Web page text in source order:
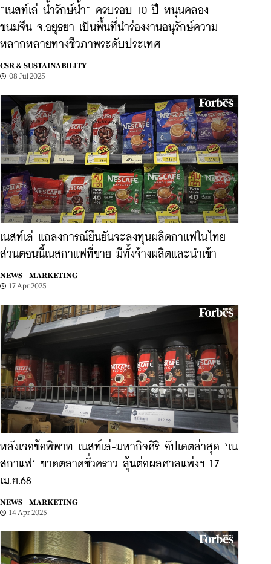
“เนสท์เล่ น้ำรักษ์น้ำ” ครบรอบ 10 ปี หนุนคลอง
ขนมจีน จ.อยุธยา เป็นพื้นที่นำร่องงานอนุรักษ์ความ
หลากหลายทางชีวภาพระดับประเทศ
CSR & SUSTAINABILITY
08 Jul 2025
เนสท์เล่ แถลงการณ์ยืนยันจะลงทุนผลิตกาแฟในไทย
ส่วนตอนนี้เนสกาแฟที่ขาย มีทั้งจ้างผลิตและนำเข้า
NEWS |
MARKETING
17 Apr 2025
หลังเจอข้อพิพาท เนสท์เล่-มหากิจศิริ อัปเดตล่าสุด ‘เน
สกาแฟ’ ขาดตลาดชั่วคราว ลุ้นต่อผลศาลแพ่งฯ 17
เม.ย.68
NEWS |
MARKETING
14 Apr 2025